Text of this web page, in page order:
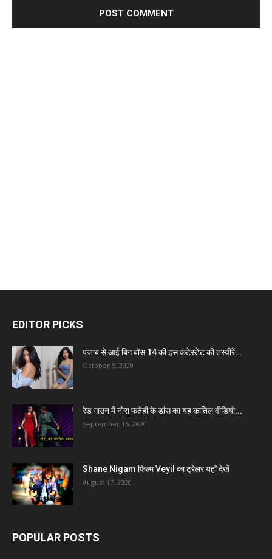
EDITOR PICKS
पंजाब से आई बिग बॉस 14 की इस कंटेस्टेंट की तस्वीरें...
October 5, 2020
रेड गाउन में नोरा फतेही के डांस का यह कातिल वीडियो...
September 15, 2020
Shane Nigam फिल्म Veyil का ट्रेलर यहाँ देखें
August 17, 2020
POPULAR POSTS